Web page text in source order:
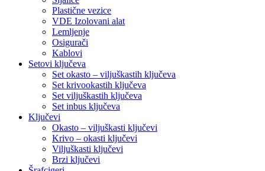
Plastične vezice
VDE Izolovani alat
Lemljenje
Osigurači
Kablovi
Setovi ključeva
Set okasto – viljuškastih ključeva
Set krivookastih ključeva
Set viljuškastih ključeva
Set inbus ključeva
Ključevi
Okasto – viljuškasti ključevi
Krivo – okasti ključevi
Viljuškasti ključevi
Brzi ključevi